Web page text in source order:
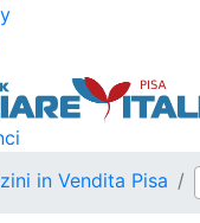
in Vendita Pisa